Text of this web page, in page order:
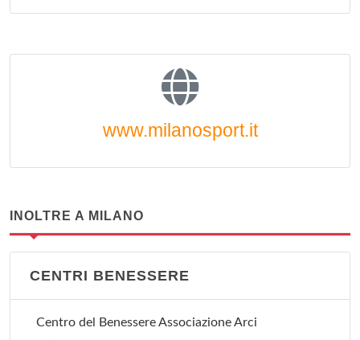
www.milanosport.it
INOLTRE A MILANO
CENTRI BENESSERE
Centro del Benessere Associazione Arci